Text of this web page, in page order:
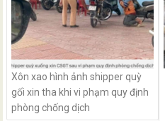
Xôn xao hình ảnh shipper quỳ
gối xin tha khi vi phạm quy định
phòng chống dịch